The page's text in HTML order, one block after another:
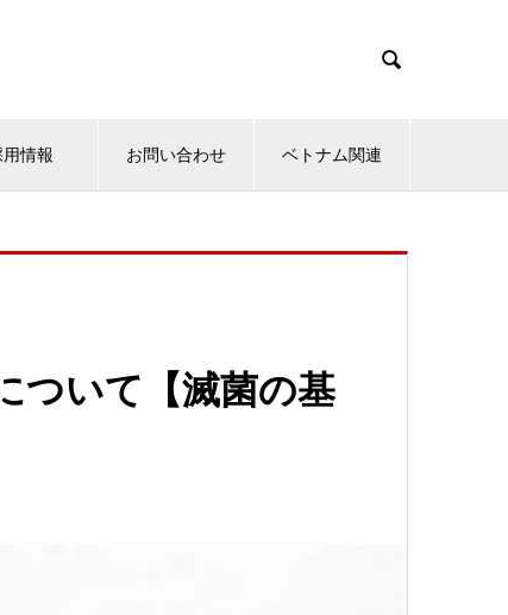

情報 お問い合わせ ベトナム関連
ついて【滅菌の基